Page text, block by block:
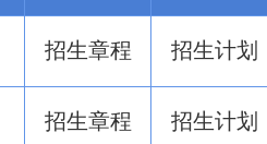
招生章程 招生计划
招生章程 招生计划